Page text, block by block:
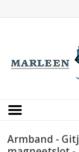
Armband -